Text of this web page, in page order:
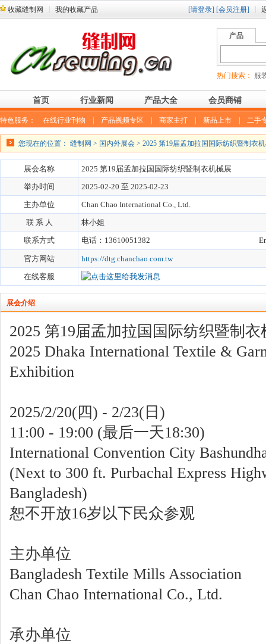
收藏缝制网 我的收藏产品 [请登录] [会员注册]
产品
热门搜索： 服
首页 行业新闻 产品大全 会员商铺
特色服务： 在线行业刊物 产品视频专区 商家主打 新品上市 二手
您现在的位置： 缝制网 > 国内外展会 > 2025 第19届孟加拉国国际纺织暨制衣
展会名称
2025 第19届孟加拉国国际纺织暨制衣机械展
举办时间
2025-02-20 至 2025-02-23
主办单位
Chan Chao International Co., Ltd.
联 系 人
林小姐
联系方式
电话：13610051382
官方网站
https://dtg.chanchao.com.tw
在线客服
展会介绍
2025 第19届孟加拉国国际纺织暨制衣
2025 Dhaka International Textile &
Exhibition
2025/2/20(四) - 2/23(日)
11:00 - 19:00 (最后一天18:30)
International Convention City
(Next to 300 ft. Purbachal Express
Bangladesh)
恕不开放16岁以下民众参观
主办单位
Bangladesh Textile Mills Association
Chan Chao International Co., Ltd.
承办单位